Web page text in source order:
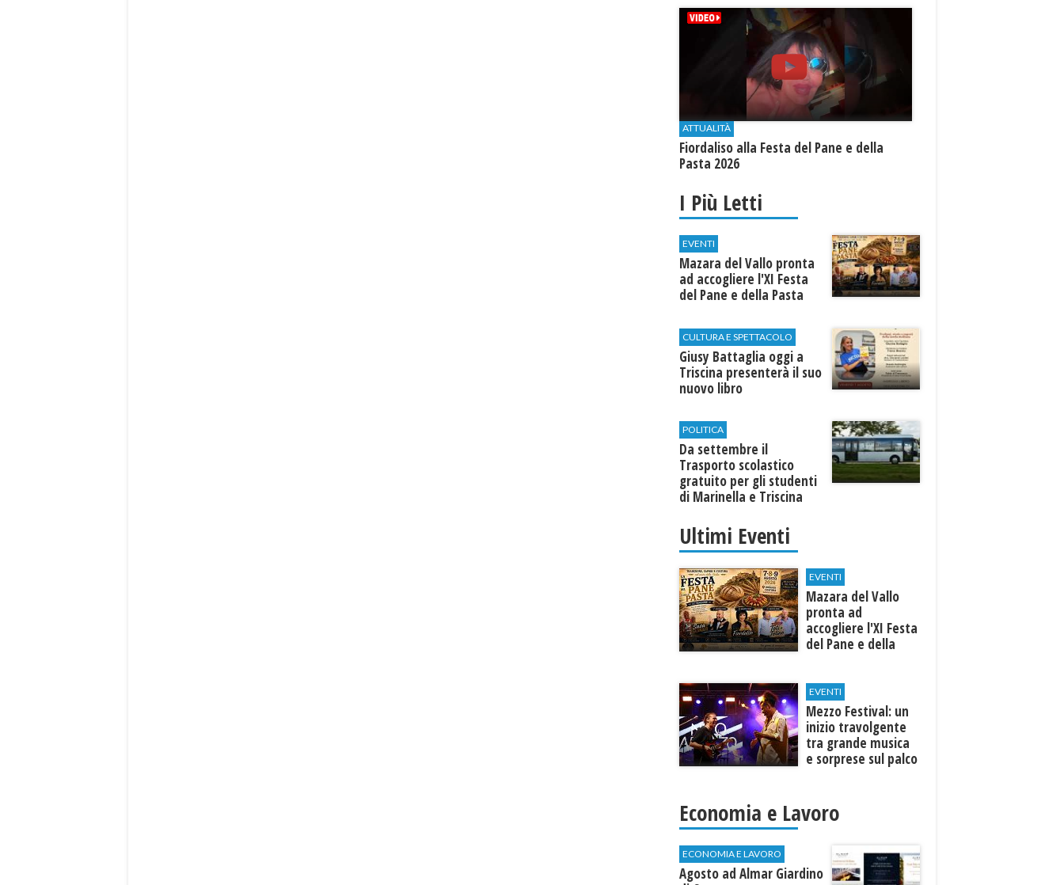
ATTUALITÀ
Fiordaliso alla Festa del Pane e della
Pasta 2026
I Più Letti
EVENTI
Mazara del Vallo pronta
ad accogliere l'XI Festa
del Pane e della Pasta
CULTURA E SPETTACOLO
Giusy Battaglia oggi a
Triscina presenterà il suo
nuovo libro
POLITICA
Da settembre il
Trasporto scolastico
gratuito per gli studenti
di Marinella e Triscina
Ultimi Eventi
EVENTI
Mazara del Vallo
pronta ad
accogliere l'XI Festa
del Pane e della
EVENTI
Mezzo Festival: un
inizio travolgente
tra grande musica
e sorprese sul palco
Economia e Lavoro
ECONOMIA E LAVORO
Agosto ad Almar Giardino